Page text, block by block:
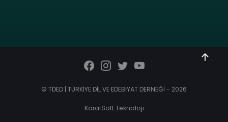
© TDED | TÜRKİYE DİL VE EDEBİYAT DERNEĞİ - 2026
KaratSoft Teknoloji